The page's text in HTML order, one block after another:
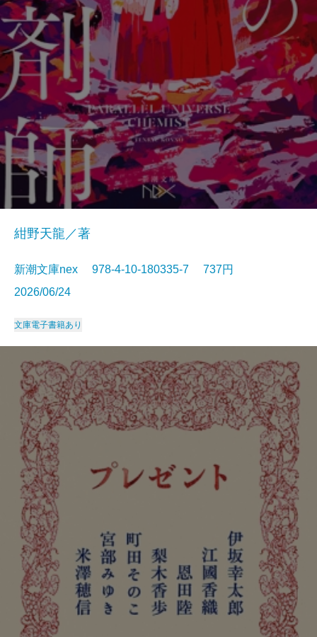
紺野天龍／著
新潮文庫nex 978-4-10-180335-7 737円
2026/06/24
文庫電子書籍あり